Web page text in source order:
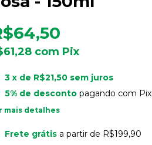
com Pix
3 x de R$21,50 sem juros
5% de descontopagando com Pix
mais detalhes
Frete grátis a partir de R$199,90